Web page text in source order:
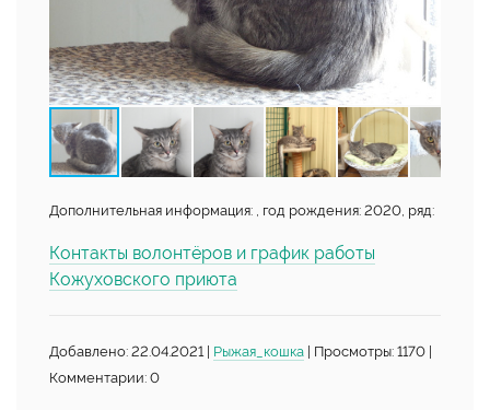
Дополнительная информация: , год рождения: 2020, ряд:
Контакты волонтёров и график работы
Кожуховского приюта
Добавлено: 22.04.2021 | Рыжая_кошка | Просмотры: 1170 |
Комментарии: 0